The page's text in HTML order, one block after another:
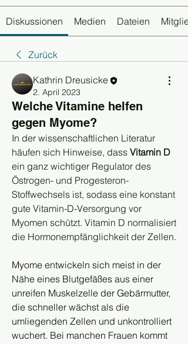
Diskussionen Medien Dateien
Zurück
Kathrin Dreusicke
2. April 2023
Welche Vitamine helfen
gegen Myome?
In der wissenschaftlichen Literatur
häufen sich Hinweise, dass Vitamin D
ein ganz wichtiger Regulator des
Östrogen- und Progesteron-
Stoffwechsels ist, sodass eine konstant
gute Vitamin-D-Versorgung vor
Myomen schützt. Vitamin D normalisiert
die Hormonempfänglichkeit der Zellen.
Myome entwickeln sich meist in der
Nähe eines Blutgefäßes aus einer
unreifen Muskelzelle der Gebärmutter,
die schneller wächst als die
umliegenden Zellen und unkontrolliert
wuchert. Bei manchen Frauen kommt